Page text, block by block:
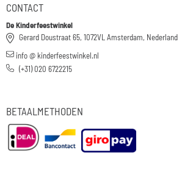
CONTACT
De Kinderfeestwinkel
Gerard Doustraat 65, 1072VL Amsterdam, Nederland
info @ kinderfeestwinkel.nl
(+31) 020 6722215
BETAALMETHODEN